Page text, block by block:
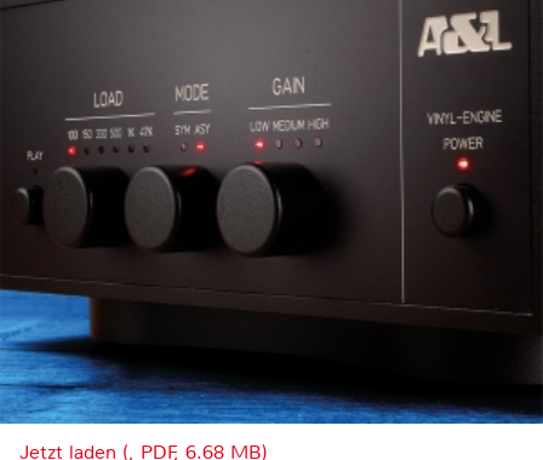
Jetzt laden (, PDF, 6.68 MB)